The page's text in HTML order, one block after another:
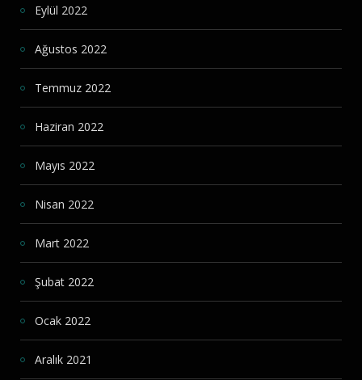
Eylül 2022
Ağustos 2022
Temmuz 2022
Haziran 2022
Mayıs 2022
Nisan 2022
Mart 2022
Şubat 2022
Ocak 2022
Aralık 2021